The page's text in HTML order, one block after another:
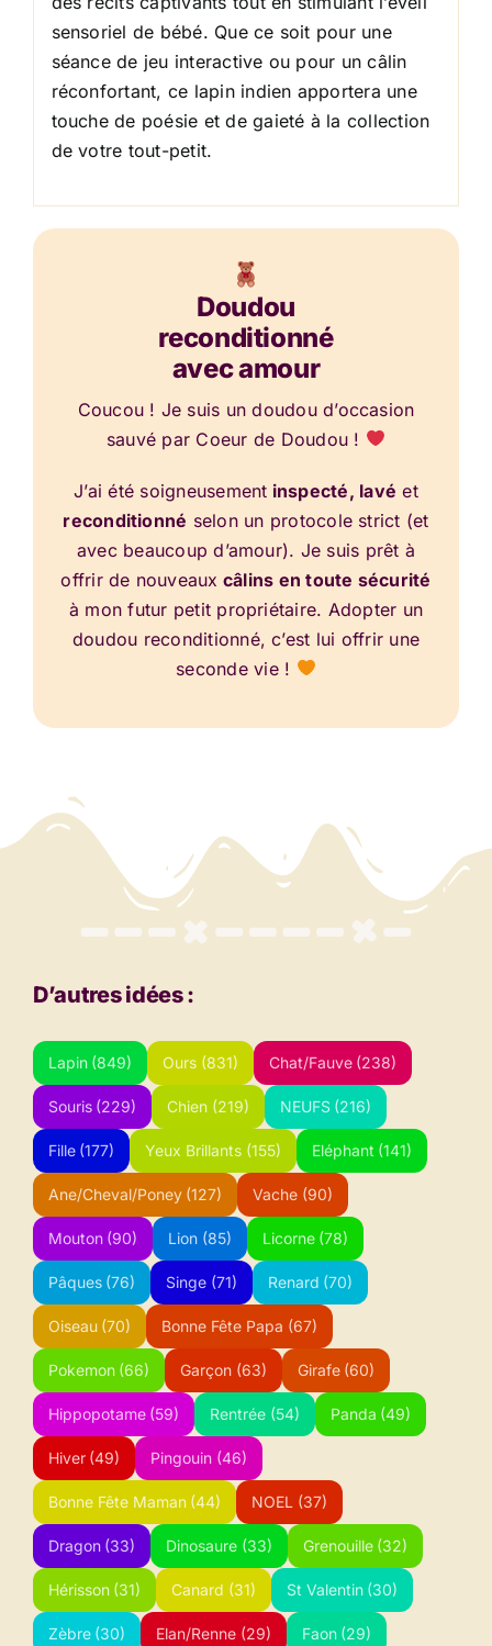
sensoriel de bébé. Que ce soit pour une
séance de jeu interactive ou pour un câlin
réconfortant, ce lapin indien apportera une
touche de poésie et de gaieté à la collection
de votre tout-petit.
Doudou
reconditionné
avec amour
Coucou ! Je suis un doudou d’occasion
sauvé par Coeur de Doudou !
J’ai été soigneusement inspecté, lavé et
reconditionné selon un protocole strict (et
avec beaucoup d’amour). Je suis prêt à
offrir de nouveaux câlins en toute sécurité
à mon futur petit propriétaire. Adopter un
doudou reconditionné, c’est lui offrir une
seconde vie !
D’autres idées :
Lapin (849) Ours (831) Chat/Fauve (238)
Souris (229) Chien (219) NEUFS (216)
Fille (177) Yeux Brillants (155) Eléphant (141)
Ane/Cheval/Poney (127) Vache (90)
Mouton (90) Lion (85) Licorne (78)
Pâques (76) Singe (71) Renard (70)
Oiseau (70) Bonne Fête Papa (67)
Pokemon (66) Garçon (63) Girafe (60)
Hippopotame (59) Rentrée (54) Panda (49)
Hiver (49) Pingouin (46)
Bonne Fête Maman (44) NOEL (37)
Dragon (33) Dinosaure (33) Grenouille (32)
Hérisson (31) Canard (31) St Valentin (30)
Zèbre (30) Elan/Renne (29) Faon (29)